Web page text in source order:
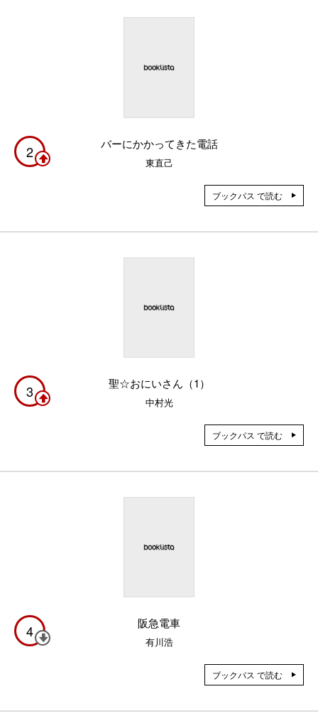
2 バーにかかってきた電話
東直己
ブックパス で読む
3 聖☆おにいさん（1）
中村光
ブックパス で読む
4 阪急電車
有川浩
ブックパス で読む